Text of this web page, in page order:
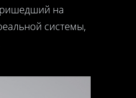
на
системы,